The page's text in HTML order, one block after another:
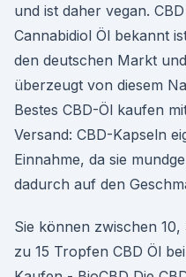
und ist daher vegan.
Cannabidiol Öl bekannt
den deutschen Markt
überzeugt von diesem
Bestes CBD-Öl kaufen
Versand: CBD-Kapseln
Einnahme, da sie
dadurch auf den
Sie können zwischen
zu 15 Tropfen CBD Öl